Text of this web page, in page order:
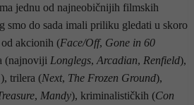
jednu od najneobičnijih filmskih
smo do sada imali priliku gledati u skoro
akcionih (Face/Off, Gone in 60
(najnoviji Longlegs, Arcadian, Renfield),
trilera (Next, The Frozen Ground),
, Mandy), kriminalističkih (Con